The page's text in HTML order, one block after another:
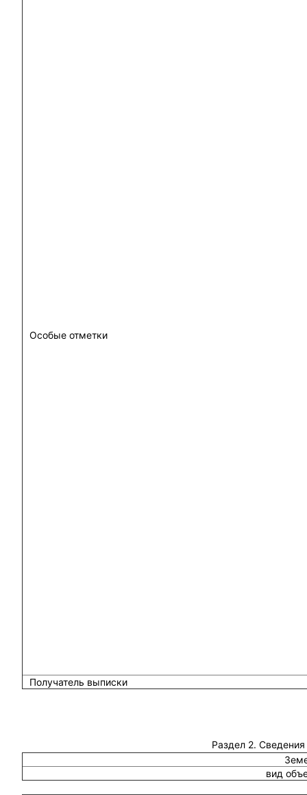
Особые отметки
Получатель выписки
Раздел 2.
вид